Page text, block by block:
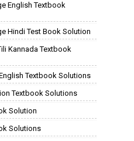
English Textbook
Hindi Test Book Solution
Kannada Textbook
Textbook Solutions
Textbook Solutions
Solution
Solutions